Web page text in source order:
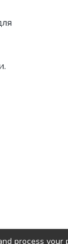
process your